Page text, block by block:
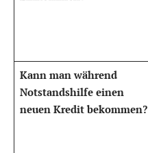
Kann man während
Notstandshilfe einen
neuen Kredit bekommen?